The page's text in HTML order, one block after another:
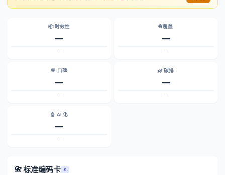
📦 时效性
—
—
🌐 覆盖
—
—
💬 口碑
—
—
🌿 碳排
—
—
🤖 AI 化
—
—
📇 标准编码卡 S